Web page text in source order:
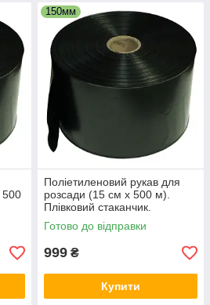
500
150мм
Поліетиленовий рукав для
розсади (15 см х 500 м).
Плівковий стаканчик.
Готово до відправки
999 ₴
Купити